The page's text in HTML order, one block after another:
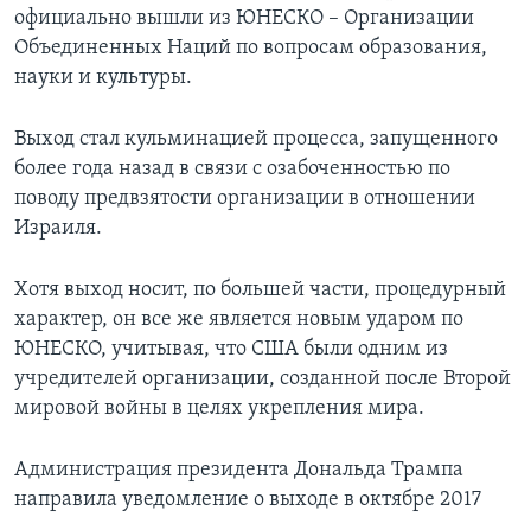
официально вышли из ЮНЕСКО – Организации
Объединенных Наций по вопросам образования,
науки и культуры.
Выход стал кульминацией процесса, запущенного
более года назад в связи с озабоченностью по
поводу предвзятости организации в отношении
Израиля.
Хотя выход носит, по большей части, процедурный
характер, он все же является новым ударом по
ЮНЕСКО, учитывая, что США были одним из
учредителей организации, созданной после Второй
мировой войны в целях укрепления мира.
Администрация президента Дональда Трампа
направила уведомление о выходе в октябре 2017